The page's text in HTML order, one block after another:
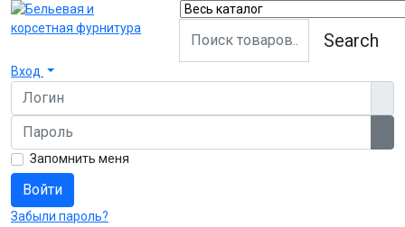
Search
Вход
Логин
Пароль
Запомнить меня
Войти
Забыли пароль?